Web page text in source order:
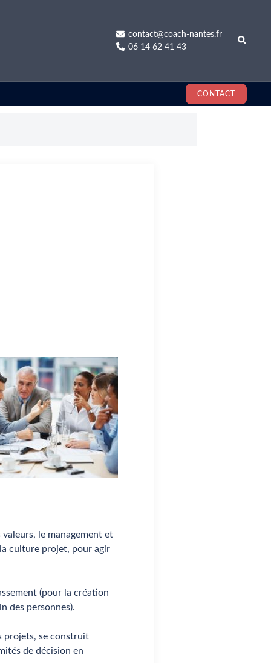
contact@coach-nantes.fr
06 14 62 41 43
CONTACT
valeurs, le management et
culture projet, pour agir
(pour la création
des personnes).
projets, se construit
de décision en